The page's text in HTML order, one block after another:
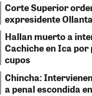
Corte Superior
expresidente
Hallan muerto a
Cachiche en Ica
cupos
Chincha:
a penal escondida